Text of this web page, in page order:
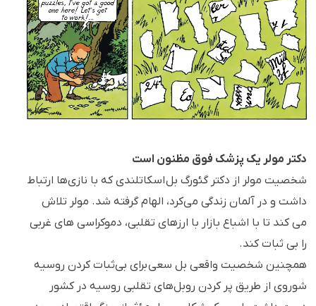
دکتر مولر یک پزشک فوق مظنون است
شخصیت مولر از دکتر گئورگ بل اسکاتلندی که با نازی‌ها ارتباط
داشت و در آلمان زندگی می‌کرد، الهام گرفته شد. مولر تلاش
می کند تا با اشباع بازار با ارزهای تقلبی، دموکراسی های غربی
را بی ثبات کند.
همچنین شخصیت واقعی بل سعی برای بی‌ثبات کردن روسیه
شوروی از طریق پر کردن روبل‌های تقلبی روسیه در کشور